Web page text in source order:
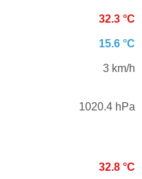
32.3 °C
15.6 °C
3 km/h
1020.4 hPa
32.8 °C